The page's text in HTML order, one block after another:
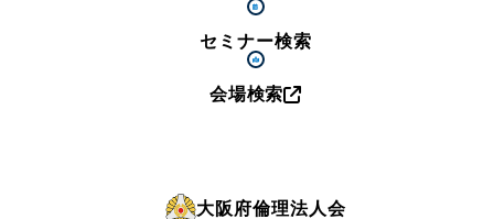
セミナー検索
会場検索
大阪府倫理法人会